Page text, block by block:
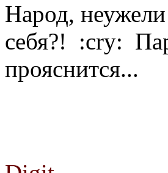
Народ, неужели
себя?! :cry:
прояснится...